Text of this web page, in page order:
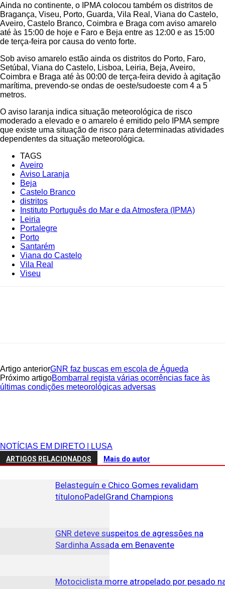
Ainda no continente, o IPMA colocou também os distritos de
Bragança, Viseu, Porto, Guarda, Vila Real, Viana do Castelo,
Aveiro, Castelo Branco, Coimbra e Braga com aviso amarelo
até às 15:00 de hoje e Faro e Beja entre as 12:00 e as 15:00
de terça-feira por causa do vento forte.
Sob aviso amarelo estão ainda os distritos do Porto, Faro,
Setúbal, Viana do Castelo, Lisboa, Leiria, Beja, Aveiro,
Coimbra e Braga até às 00:00 de terça-feira devido à agitação
marítima, prevendo-se ondas de oeste/sudoeste com 4 a 5
metros.
O aviso laranja indica situação meteorológica de risco
moderado a elevado e o amarelo é emitido pelo IPMA sempre
que existe uma situação de risco para determinadas atividades
dependentes da situação meteorológica.
TAGS
Aveiro
Aviso Laranja
Beja
Castelo Branco
distritos
Instituto Português do Mar e da Atmosfera (IPMA)
Leiria
Portalegre
Porto
Santarém
Viana do Castelo
Vila Real
Viseu
Artigo anteriorGNR faz buscas em escola de Águeda
Próximo artigoBombarral regista várias ocorrências face às
últimas condições meteorológicas adversas
NOTÍCIAS EM DIRETO | LUSA
ARTIGOS RELACIONADOS Mais do autor
Belasteguín e Chico Gomes revalidam
títulonoPadelGrand Champions
GNR deteve suspeitos de agressões na
Sardinha Assada em Benavente
Motociclista morre atropelado por pesado